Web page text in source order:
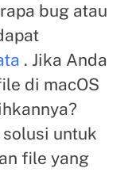
bug atau
. Jika Anda
di macOS
untuk
file yang